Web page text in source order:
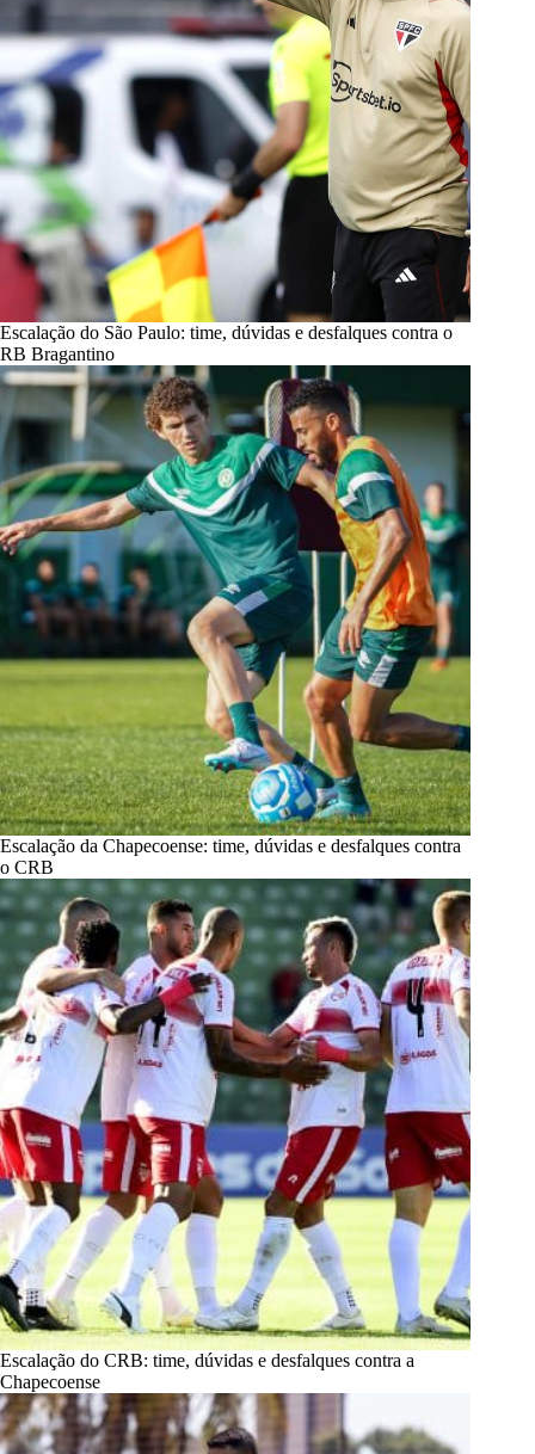
Escalação do São Paulo: time, dúvidas e desfalques contra o
RB Bragantino
Escalação da Chapecoense: time, dúvidas e desfalques contra
o CRB
Escalação do CRB: time, dúvidas e desfalques contra a
Chapecoense